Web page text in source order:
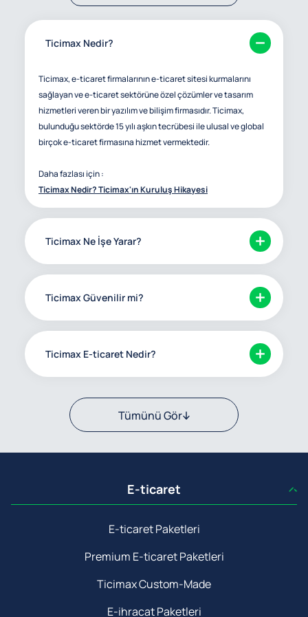
Ticimax Nedir?
Ticimax, e-ticaret firmalarının e-ticaret sitesi kurmalarını
sağlayan ve e-ticaret sektörüne özel çözümler ve tasarım
hizmetleri veren bir yazılım ve bilişim firmasıdır. Ticimax,
bulunduğu sektörde 15 yılı aşkın tecrübesi ile ulusal ve global
birçok e-ticaret firmasına hizmet vermektedir.
Daha fazlası için :
Ticimax Nedir? Ticimax'ın Kuruluş Hikayesi
Ticimax Ne İşe Yarar?
Ticimax Güvenilir mi?
Ticimax E-ticaret Nedir?
Tümünü Gör
E-ticaret
E-ticaret Paketleri
Premium E-ticaret Paketleri
Ticimax Custom-Made
E-ihracat Paketleri